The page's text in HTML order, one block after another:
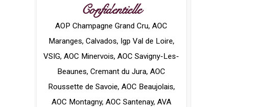
Confidentielle
AOP Champagne Grand Cru,AOC
Maranges, Calvados, Igp Val de Loire,
VSIG,AOC Minervois,AOC Savigny-Les-
Beaunes,Cremant du Jura,AOC
Roussette de Savoie, AOC Beaujolais,
AOC Montagny, AOC Santenay, AVA